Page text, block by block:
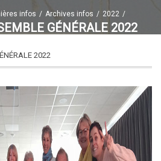
infos Archives infos 2022
GÉNÉRALE 2022
2022